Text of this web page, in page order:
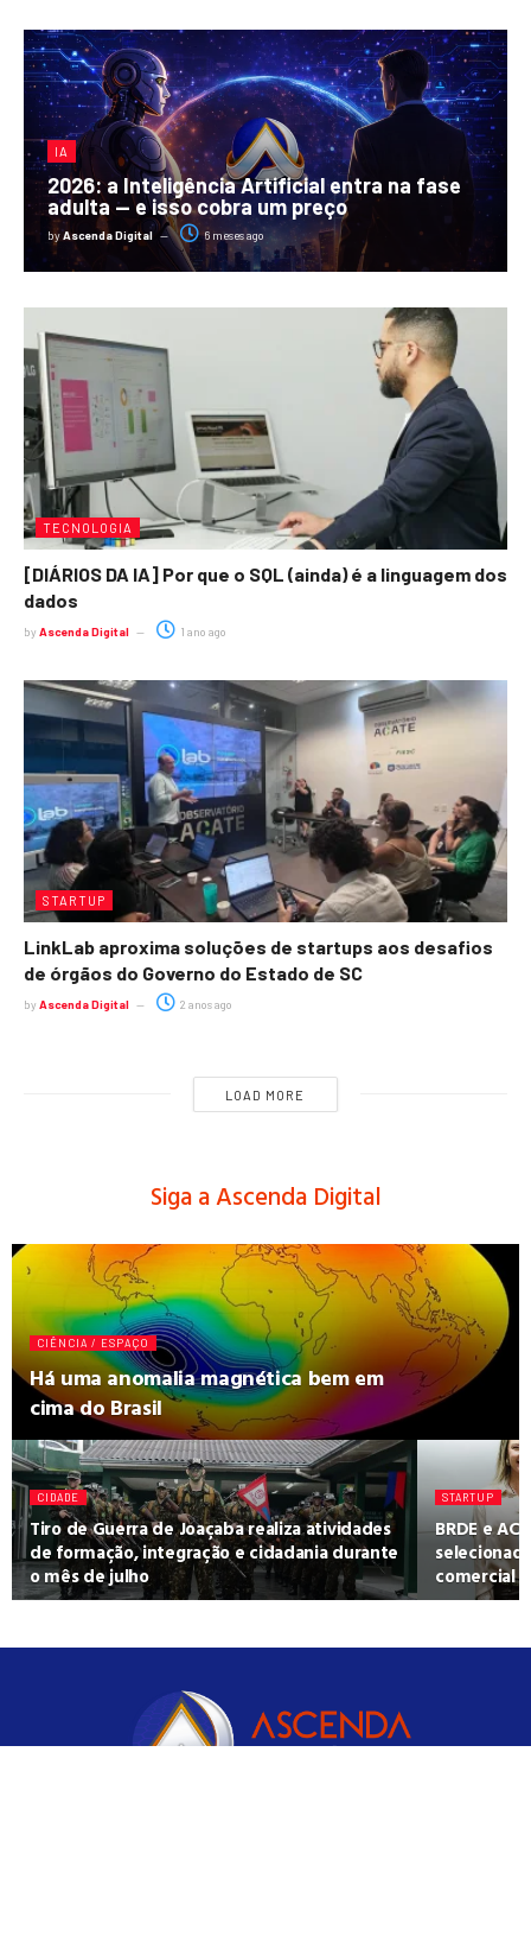
IA
2026: a Inteligência Artificial entra na fase
adulta — e isso cobra um preço
byAscenda Digital 6 meses ago
TECNOLOGIA
[DIÁRIOS DA IA] Por que o SQL (ainda) é a linguagem dos
dados
by Ascenda Digital 1 ano ago
STARTUP
LinkLab aproxima soluções de startups aos desafios
de órgãos do Governo do Estado de SC
by Ascenda Digital 2 anos ago
LOAD MORE
Siga a Ascenda Digital
CIÊNCIA / ESPAÇO
Há uma anomalia magnética bem em
cima do Brasil
CIDADE
Tiro de Guerra de Joaçaba realiza atividades
de formação, integração e cidadania durante
o mês de julho
STARTUP
BRDE e
comercial